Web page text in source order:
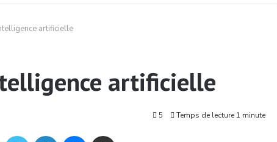
artificielle
artificielle
5 Temps de lecture 1 minute
Facebook Twitter Linkedin Messenger